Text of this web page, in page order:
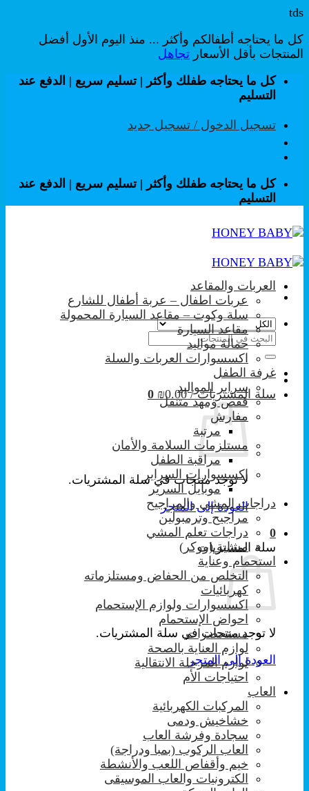
tds
كل ما يحتاجه أطفالكم وأكثر ... منذ اليوم الأول أفضل
المنتجات بأقل الأسعار تجاهل
تخطي
للمحتوى
كل ما يحتاجه طفلك وأكثر | تسليم سريع | الدفع عند
التسليم
تسجيل الدخول / تسجيل جديد
كل ما يحتاجه طفلك وأكثر | تسليم سريع | الدفع عند
التسليم
البحث
عن:
سلة المشتريات / ₪0.00
0
لا توجد منتجات في سلة المشتريات.
العودة إلى المتجر
0
سلة المشتريات
لا توجد منتجات في سلة المشتريات.
العودة إلى المتجر
العربات والمقاعد
عربات اطفال – عربة أطفال للشارع
سلة وكوت – مقاعد السيارة المحمولة
مقاعد السيارة
حمالة مواليد
اكسسوارات العربات والسلة
غرفة الطفل
سراير المواليد
قفص ومهد متنقل
مفارش
مرتبة
مستلزمات السلامة والأمان
مراقبة الطفل
إكسسوارات السراير
موبايل السرير
دراجات المشي والمراجيح
مراجيح وترمبولين
دراجات تعلم المشي
مشاية (ووكر)
استحمام وعناية
التخلص من الحفاض ومستلزماته
كهربائيات
اكسسوارات ولوازم الإستحمام
احواض الإستحمام
مستحضرات
لوازم العناية بالصحة
لوازم المرحلة الانتقالية
احتياجات الأم
العاب
المركبات الكهربائية
خشاخيش ودمى
سجادة وفرشة العاب
العاب الركوب (بمبا ودراجة)
خيم وأقفاص اللعب والأنشطة
الكترونيات والعاب الموسيقى